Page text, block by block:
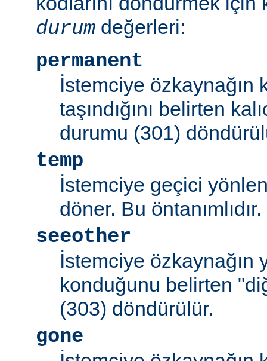
durum değerleri:
permanent
İstemciye özkaynağın
taşındığını belirten
durumu (301)
temp
İstemciye geçici
döner. Bu öntanımlıdır.
seeother
İstemciye özkaynağın
konduğunu belirten
(303) döndürülür.
gone